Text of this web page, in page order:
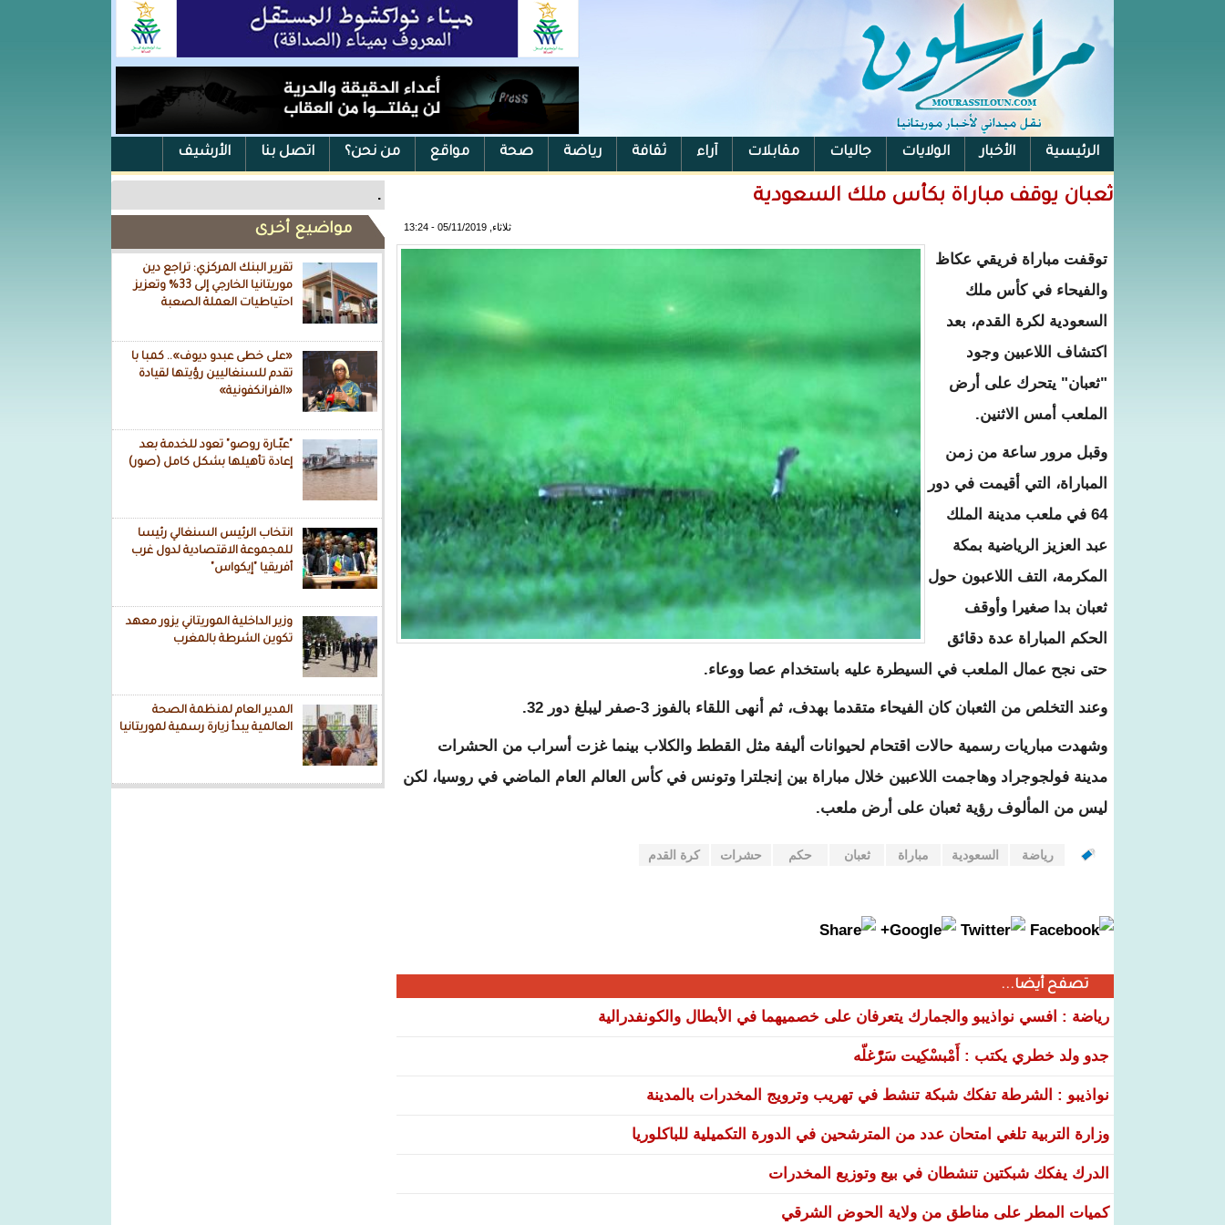
الرئيسية الأخبار الولايات جاليات مقابلات آراء ثقافة رياضة صحة مواقع من نحن؟ اتصل بنا الأرشيف
الفيس بوك .
مواضيع أخرى
تقرير البنك المركزي: تراجع دين
موريتانيا الخارجي إلى 33% وتعزيز
احتياطيات العملة الصعبة
«على خطى عبدو ديوف».. كمبا با
تقدم للسنغاليين رؤيتها لقيادة
«الفرانكفونية»
"عبّـارة روصو" تعود للخدمة بعد
إعادة تأهيلها بشكل كامل (صور)
انتخاب الرئيس السنغالي رئيسا
للمجموعة الاقتصادية لدول غرب
أفريقيا "إيكواس"
وزير الداخلية الموريتاني يزور معهد
تكوين الشرطة بالمغرب
المدير العام لمنظمة الصحة
العالمية يبدأ زيارة رسمية لموريتانيا
ثعبان يوقف مباراة بكأس ملك السعودية
ثلاثاء, 05/11/2019 - 13:24
توقفت مباراة فريقي عكاظ
والفيحاء في كأس ملك
السعودية لكرة القدم، بعد
اكتشاف اللاعبين وجود
"ثعبان" يتحرك على أرض
الملعب أمس الاثنين.
وقبل مرور ساعة من زمن
المباراة، التي أقيمت في دور
64 في ملعب مدينة الملك
عبد العزيز الرياضية بمكة
المكرمة، التف اللاعبون حول
ثعبان بدا صغيرا وأوقف
الحكم المباراة عدة دقائق
حتى نجح عمال الملعب في السيطرة عليه باستخدام عصا ووعاء.
وعند التخلص من الثعبان كان الفيحاء متقدما بهدف، ثم أنهى اللقاء بالفوز 3-صفر ليبلغ دور 32.
وشهدت مباريات رسمية حالات اقتحام لحيوانات أليفة مثل القطط والكلاب بينما غزت أسراب من الحشرات
مدينة فولجوجراد وهاجمت اللاعبين خلال مباراة بين إنجلترا وتونس في كأس العالم العام الماضي في روسيا، لكن
ليس من المألوف رؤية ثعبان على أرض ملعب.
رياضة السعودية مباراة ثعبان حكم حشرات كرة القدم
تصفح أيضا...
رياضة : افسي نواذيبو والجمارك يتعرفان على خصميهما في الأبطال والكونفدرالية
جدو ولد خطري يكتب : أَمْبسْكِيت سَرّْغلّه
نواذيبو : الشرطة تفكك شبكة تنشط في تهريب وترويج المخدرات بالمدينة
وزارة التربية تلغي امتحان عدد من المترشحين في الدورة التكميلية للباكلوريا
الدرك يفكك شبكتين تنشطان في بيع وتوزيع المخدرات
كميات المطر على مناطق من ولاية الحوض الشرقي